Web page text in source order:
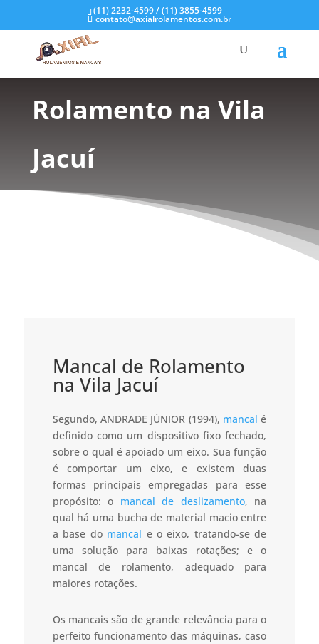
(11) 2232-4599 / (11) 3855-4599
contato@axialrolamentos.com.br
Mancal de
Rolamento na Vila
Jacuí
Mancal de Rolamento
na Vila Jacuí
Segundo, ANDRADE JÚNIOR (1994), mancal é
definido como um dispositivo fixo fechado,
sobre o qual é apoiado um eixo. Sua função
é comportar um eixo, e existem duas
formas principais empregadas para esse
propósito: o mancal de deslizamento, na
qual há uma bucha de material macio entre
a base domancal e o eixo, tratando-se de
uma solução para baixas rotações; e o
mancal de rolamento, adequado para
maiores rotações.
Os mancais são de grande relevância para o
perfeito funcionamento das máquinas, caso